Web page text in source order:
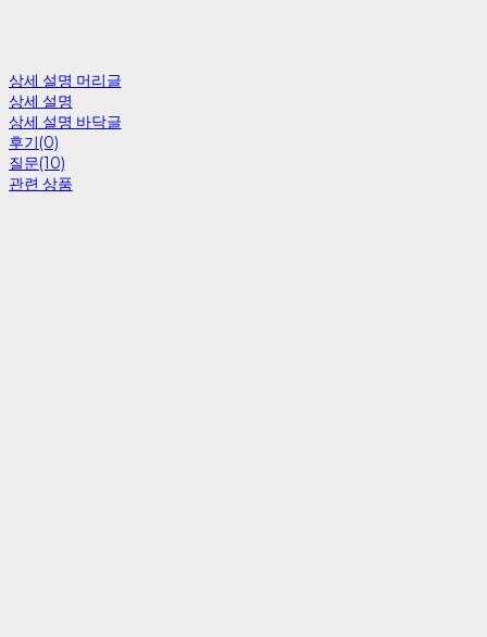
상세 설명 머리글
상세 설명
상세 설명 바닥글
후기(0)
질문(10)
관련 상품